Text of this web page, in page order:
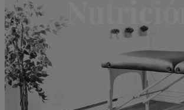
Nutrición